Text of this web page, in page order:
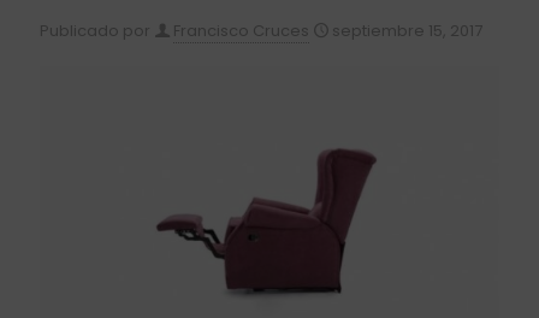
Publicado por Francisco Cruces septiembre 15, 2017